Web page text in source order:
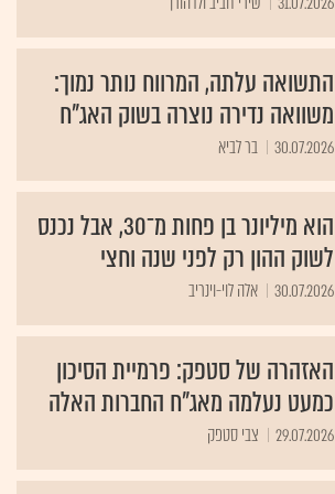
התשואה עלתה, המרווח נותר נמוך:
משוואה נדירה נוצרה בשוק האג"ח
30.07.2026 בר לביא
הוא מיליונר בן פחות מ־30, אבל נכנס
לשוק ההון רק לפני שנה וחצי
30.07.2026 אלה לוי-וינריב
האזהרה של סטפק: פרמיית הסיכון
כמעט נעלמה מאג"ח החברות האלה
29.07.2026 צבי סטפק